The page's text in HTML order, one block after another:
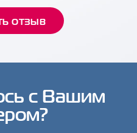
отзыв
с Вашим